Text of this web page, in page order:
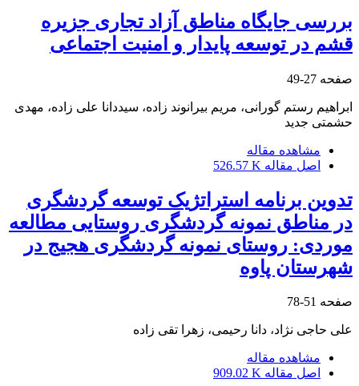
بررسی جایگاه مناطق آزاد تجاری جزیره
قشم در توسعه پایدار و امنیت اجتماعی
صفحه 27-49
ابراهیم رستم گورانی، مریم بیرانوند زاده، سیددانا علی زاده، مهدی
حشمتی جدید
مشاهده مقاله
اصل مقاله 526.57 K
تدوین برنامه استراتژیک توسعه گردشگری
در مناطق نمونه گردشگری روستایی مطالعه
موردی: روستای نمونه گردشگری هجیج در
شهرستان پاوه
صفحه 51-78
علی حاجی نژاد، دانا رحیمی، زهرا تقی زاده
مشاهده مقاله
اصل مقاله 909.02 K